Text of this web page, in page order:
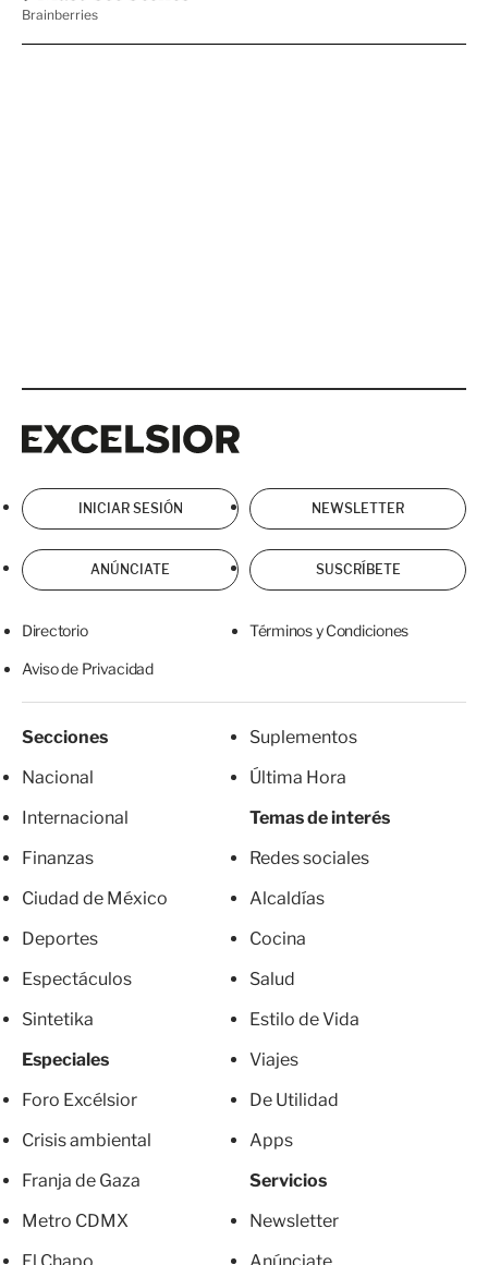
INICIAR SESIÓN NEWSLETTER
ANÚNCIATE SUSCRÍBETE
Directorio Términos y Condiciones
Aviso de Privacidad
Secciones
Nacional
Internacional
Finanzas
Ciudad de México
Deportes
Espectáculos
Sintetika
Especiales
Foro Excélsior
Crisis ambiental
Franja de Gaza
Metro CDMX
El Chapo
Suplementos
Última Hora
Temas de interés
Redes sociales
Alcaldías
Cocina
Salud
Estilo de Vida
Viajes
De Utilidad
Apps
Servicios
Newsletter
Anúnciate